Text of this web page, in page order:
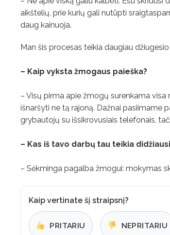
aikštelių, prie kurių gali nutūpti
daug kainuoja.
Man šis procesas teikia daugiau
– Kaip vyksta žmogaus paieška?
– Visų pirma apie žmogų surenkama
išnaršyti ne tą rajoną. Dažnai pasiimame
grybautojų su išsikrovusiais telefonais,
– Kas iš tavo darbų tau teikia
– Sėkminga pagalba žmogui: mokymas
Kaip vertinate šį straipsnį?
PRITARIU NEPRITARIU